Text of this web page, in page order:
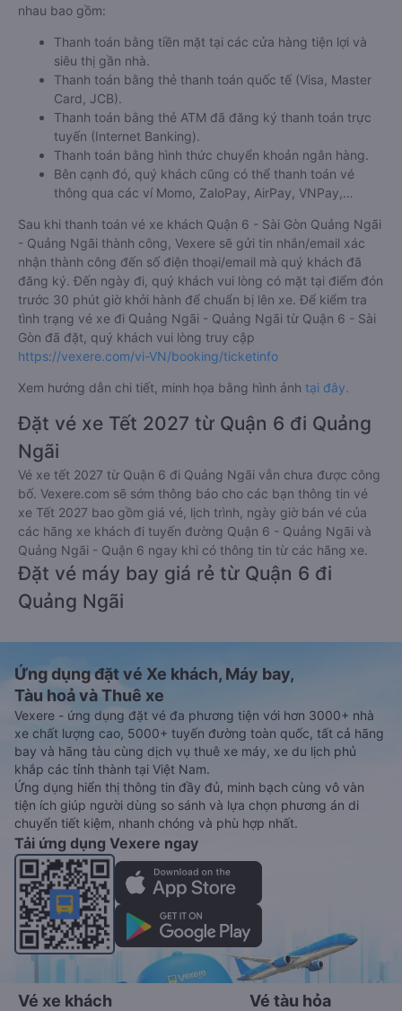
nhau bao gồm:
Thanh toán bằng tiền mặt tại các cửa hàng tiện lợi và
siêu thị gần nhà.
Thanh toán bằng thẻ thanh toán quốc tế (Visa, Master
Card, JCB).
Thanh toán bằng thẻ ATM đã đăng ký thanh toán trực
tuyến (Internet Banking).
Thanh toán bằng hình thức chuyển khoản ngân hàng.
Bên cạnh đó, quý khách cũng có thể thanh toán vé
thông qua các ví Momo, ZaloPay, AirPay, VNPay,…
Sau khi thanh toán vé xe khách Quận 6 - Sài Gòn Quảng Ngãi
- Quảng Ngãi thành công, Vexere sẽ gửi tin nhắn/email xác
nhận thành công đến số điện thoại/email mà quý khách đã
đăng ký. Đến ngày đi, quý khách vui lòng có mặt tại điểm đón
trước 30 phút giờ khởi hành để chuẩn bị lên xe. Để kiểm tra
tình trạng vé xe đi Quảng Ngãi - Quảng Ngãi từ Quận 6 - Sài
Gòn đã đặt, quý khách vui lòng truy cập
https://vexere.com/vi-VN/booking/ticketinfo
Xem hướng dẫn chi tiết, minh họa bằng hình ảnh tại đây.
Đặt vé xe Tết 2027 từ Quận 6 đi Quảng
Ngãi
Vé xe tết 2027 từ Quận 6 đi Quảng Ngãi vẫn chưa được công
bố. Vexere.com sẽ sớm thông báo cho các bạn thông tin vé
xe Tết 2027 bao gồm giá vé, lịch trình, ngày giờ bán vé của
các hãng xe khách đi tuyến đường Quận 6 - Quảng Ngãi và
Quảng Ngãi - Quận 6 ngay khi có thông tin từ các hãng xe.
Đặt vé máy bay giá rẻ từ Quận 6 đi
Quảng Ngãi
Ứng dụng đặt vé Xe khách, Máy bay,
Tàu hoả và Thuê xe
Vexere - ứng dụng đặt vé đa phương tiện với hơn 3000+ nhà
xe chất lượng cao, 5000+ tuyến đường toàn quốc, tất cả hãng
bay và hãng tàu cùng dịch vụ thuê xe máy, xe du lịch phủ
khắp các tỉnh thành tại Việt Nam.
Ứng dụng hiển thị thông tin đầy đủ, minh bạch cùng vô vàn
tiện ích giúp người dùng so sánh và lựa chọn phương án di
chuyển tiết kiệm, nhanh chóng và phù hợp nhất.
Tải ứng dụng Vexere ngay
Vé xe khách Vé tàu hỏa